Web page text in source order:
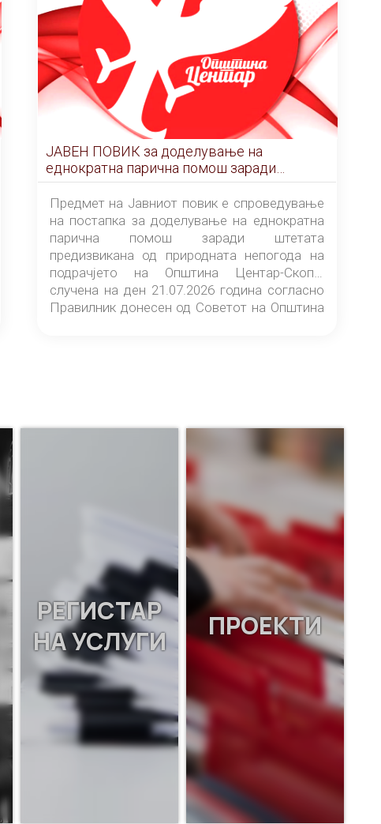
ЈАВЕН ПОВИК за доделување на
еднократна парична помош заради
штетата предизвикана од природната
непогода на подрачјето на Општина
Центар-Скопје случена на ден 21.07.2026
година
Предмет на Јавниот повик е спроведување
на постапка за доделување на еднократна
парична помош заради штетата
предизвикана од природната непогода на
подрачјето на Општина Центар-Скопје
случена на ден 21.07.2026 година согласно
Правилник донесен од Советот на Општина
РЕГИСТАР
НА УСЛУГИ
ПРОЕКТИ